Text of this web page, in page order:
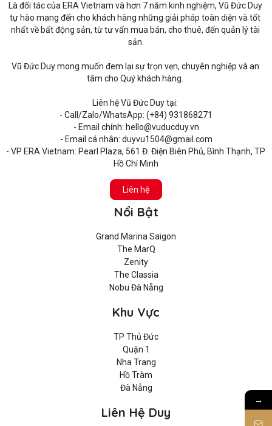
Là đối tác của ERA Vietnam và hơn 7 năm kinh nghiệm, Vũ Đức Duy
tự hào mang đến cho khách hàng những giải pháp toàn diện và tốt
nhất về bất động sản, từ tư vấn mua bán, cho thuê, đến quản lý tài
sản.
Vũ Đức Duy mong muốn đem lại sự trọn vẹn, chuyên nghiệp và an
tâm cho Quý khách hàng.
Liên hệ Vũ Đức Duy tại:
- Call/Zalo/WhatsApp: (+84) 931868271
- Email chính: hello@vuducduy.vn
- Email cá nhân: duyvu1504@gmail.com
- VP ERA Vietnam: Pearl Plaza, 561 Đ. Điện Biên Phủ, Bình Thạnh, TP
Hồ Chí Minh
Liên hệ
Nổi Bật
Grand Marina Saigon
The MarQ
Zenity
The Classia
Nobu Đà Nẵng
Khu Vực
TP Thủ Đức
Quận 1
Nha Trang
Hồ Tràm
Đà Nẵng
Liên Hệ Duy
→